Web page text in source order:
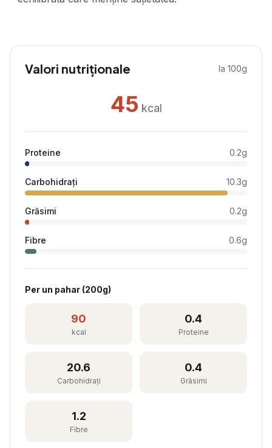
Valori nutriționale la 100g
45 kcal
Proteine 0.2g
Carbohidrați 10.3g
Grăsimi 0.2g
Fibre 0.6g
Per un pahar (200g)
90
kcal
0.4
Proteine
20.6
Carbohidrați
0.4
Grăsimi
1.2
Fibre